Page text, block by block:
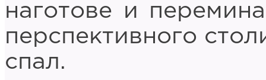
наготове и
перспективного
спал.